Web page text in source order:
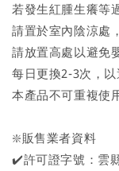
若發生紅腫生癢等
請置於室內陰涼處
請放置高處以避免
每日更換2-3次，
本產品不可重複使
❇️販售業者資料
✔️許可證字號：雲